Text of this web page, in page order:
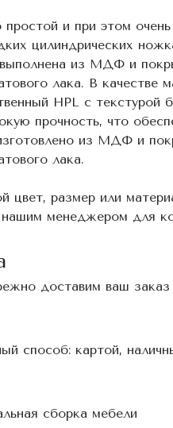
и при этом
цилиндрических
из МДФ и
лака. В качестве
HPL c текстурой
прочность, что
из МДФ и
лака.
цвет, размер или
менеджером для
доставим ваш заказ
способ: картой,
сборка мебели